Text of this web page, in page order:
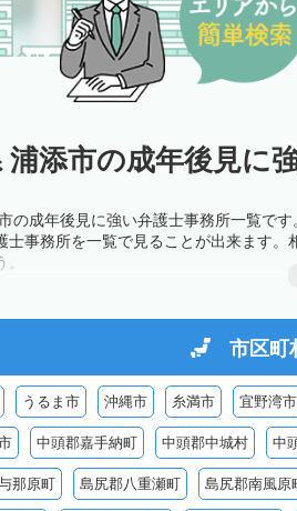
浦添市の成年後見に
の成年後見に強い弁護士事務所一覧で
士事務所を一覧で見ることが出来ます
市区町
うるま市 沖縄市 糸満市 宜野湾市
中頭郡嘉手納町 中頭郡中城村 中
那原町 島尻郡八重瀬町 島尻郡南風原